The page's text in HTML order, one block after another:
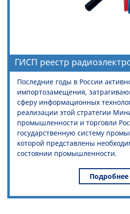
ГИСП реестр
Последние годы в России
импортозамещения,
сферу информационных
реализации этой стратегии
промышленности и торговли
государственную систему
которой представлены
состоянии промышленности.
Подробнее